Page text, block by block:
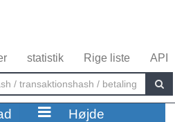
statistik Rige liste API
Højde